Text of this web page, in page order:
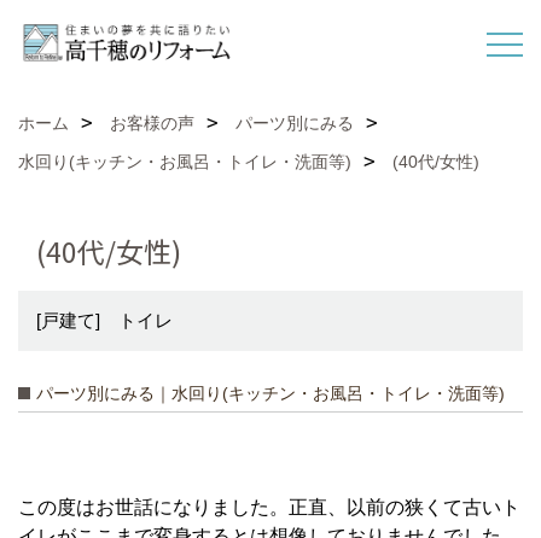
ホーム お客様の声
パーツ別にみる
水回り(キッチン・お風呂・トイレ・洗面等)
(40代/女性)
(40代/女性)
[戸建て] トイレ
パーツ別にみる｜水回り(キッチン・お風呂・トイレ・洗面等)
この度はお世話になりました。正直、以前の狭くて古いト